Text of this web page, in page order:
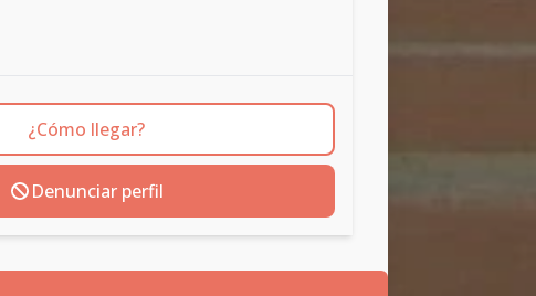
¿Cómo llegar?
Denunciar perfil